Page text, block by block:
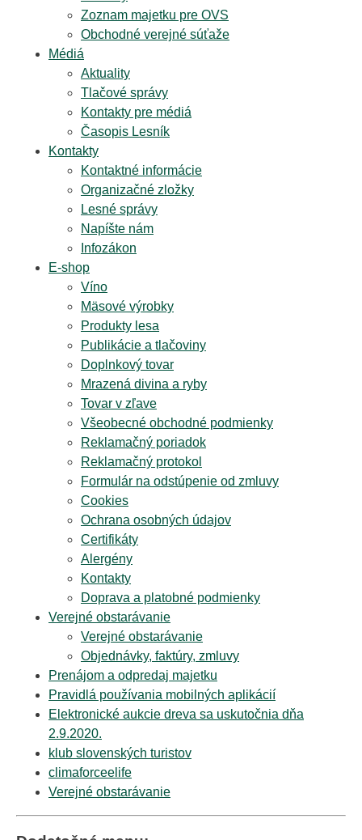
Zoznam majetku pre OVS
Obchodné verejné súťaže
Médiá
Aktuality
Tlačové správy
Kontakty pre médiá
Časopis Lesník
Kontakty
Kontaktné informácie
Organizačné zložky
Lesné správy
Napíšte nám
Infozákon
E-shop
Víno
Mäsové výrobky
Produkty lesa
Publikácie a tlačoviny
Doplnkový tovar
Mrazená divina a ryby
Tovar v zľave
Všeobecné obchodné podmienky
Reklamačný poriadok
Reklamačný protokol
Formulár na odstúpenie od zmluvy
Cookies
Ochrana osobných údajov
Certifikáty
Alergény
Kontakty
Doprava a platobné podmienky
Verejné obstarávanie
Verejné obstarávanie
Objednávky, faktúry, zmluvy
Prenájom a odpredaj majetku
Pravidlá používania mobilných aplikácií
Elektronické aukcie dreva sa uskutočnia dňa
2.9.2020.
klub slovenských turistov
climaforceelife
Verejné obstarávanie